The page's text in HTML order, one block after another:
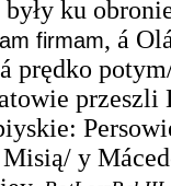
ku
firmam, á
prędko
przeszli
y